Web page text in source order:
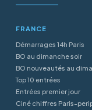
FRANCE
Démarrages 14h Paris
BO au dimanche soir
BO nouveautés au
Top 10 entrées
Entrées premier jour
Ciné chiffres Paris-